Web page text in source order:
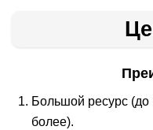
Большой ресурс (до
более).